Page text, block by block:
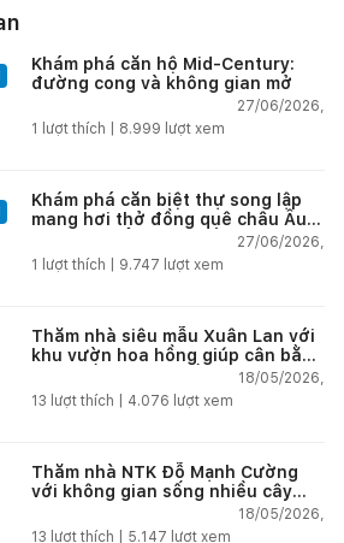
Khám phá căn hộ Mid-Century:
đường cong và không gian mở
27/06/2026,
1
lượt thích | 8.999 lượt xem
Khám phá căn biệt thự song lập
mang hơi thở đồng quê châu Âu
tại vùng biển đẹp nhất Nha Trang
27/06/2026,
1
lượt thích | 9.747 lượt xem
Thăm nhà siêu mẫu Xuân Lan với
khu vườn hoa hồng giúp cân bằng
18/05/2026,
13 lượt thích | 4.076 lượt xem
Thăm nhà NTK Đỗ Mạnh Cường
với không gian sống nhiều cây
xanh giúp tái tạo năng lượng giữa
phố thị
18/05/2026,
13 lượt thích | 5.147 lượt xem